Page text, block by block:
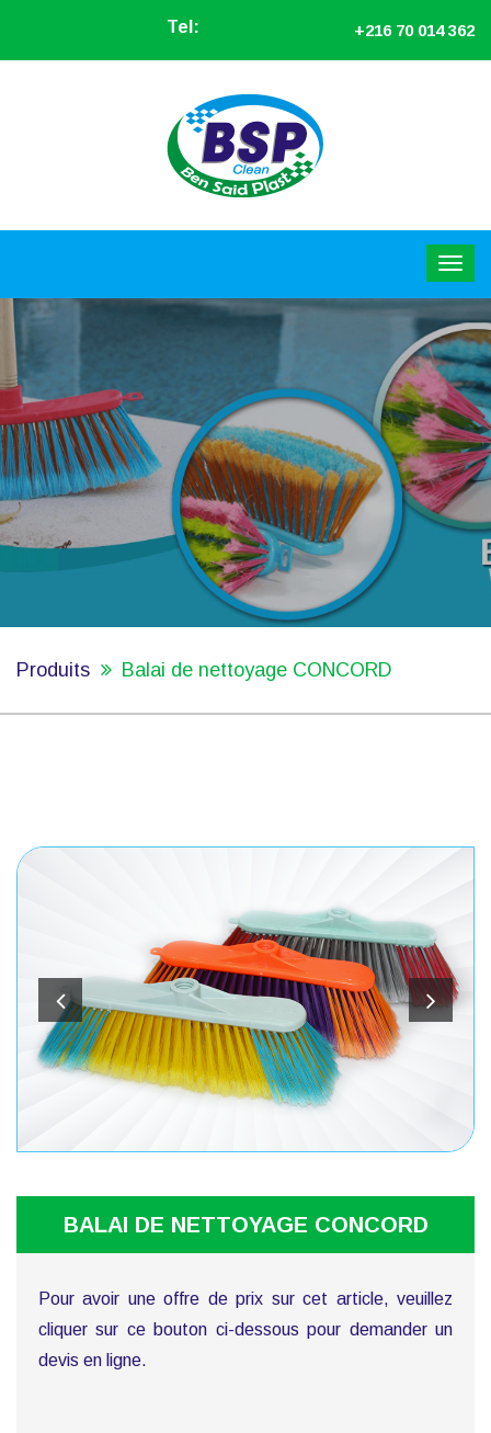
Tel: +216 70 014 362
Produits Balai de nettoyage CONCORD
BALAI DE NETTOYAGE CONCORD
Pour avoir une offre de prix sur cet article, veuillez
cliquer sur ce bouton ci-dessous pour demander un
devis en ligne.